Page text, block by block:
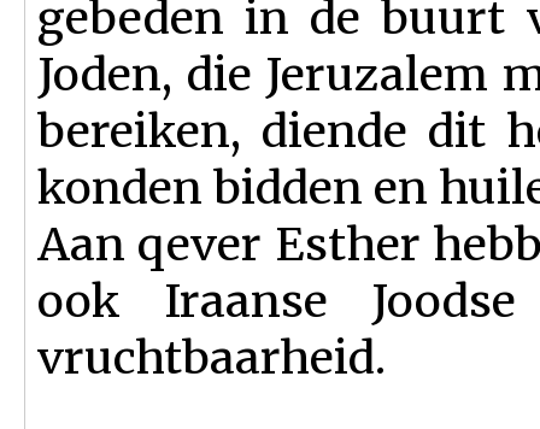
gebeden in de buurt
Joden, die Jeruzalem
bereiken, diende dit
konden bidden en
Aan qever Esther
ook Iraanse
vruchtbaarheid.